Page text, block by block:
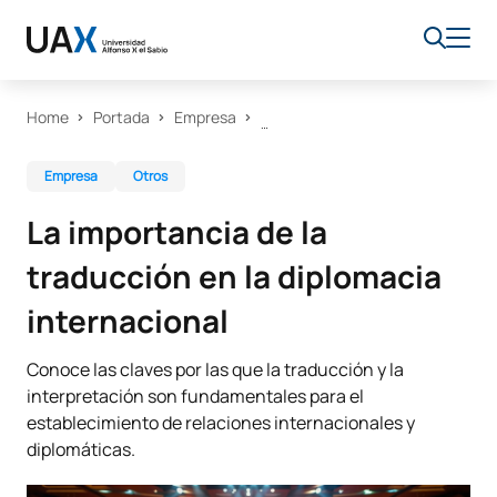
Home Portada Empresa
Empresa Otros
La importancia de la
traducción en la diplomacia
internacional
Conoce las claves por las que la traducción y la
interpretación son fundamentales para el
establecimiento de relaciones internacionales y
diplomáticas.